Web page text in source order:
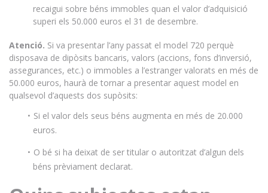
recaigui sobre béns immobles quan el valor d’adquisició
superi els 50.000 euros el 31 de desembre.
Atenció. Si va presentar l’any passat el model 720 perquè
disposava de dipòsits bancaris, valors (accions, fons d’inversió,
assegurances, etc.) o immobles a l’estranger valorats en més de
50.000 euros, haurà de tornar a presentar aquest model en
qualsevol d’aquests dos supòsits:
Si el valor dels seus béns augmenta en més de 20.000
euros.
O bé si ha deixat de ser titular o autoritzat d’algun dels
béns prèviament declarat.